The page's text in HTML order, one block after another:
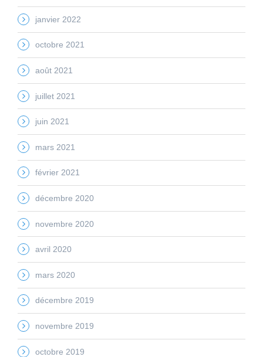
janvier 2022
octobre 2021
août 2021
juillet 2021
juin 2021
mars 2021
février 2021
décembre 2020
novembre 2020
avril 2020
mars 2020
décembre 2019
novembre 2019
octobre 2019